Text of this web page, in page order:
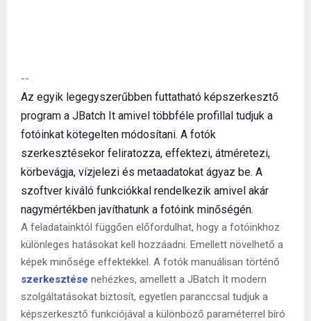
--
Az egyik legegyszerűbben futtatható képszerkesztő
program a JBatch It amivel többféle profillal tudjuk a
fotóinkat kötegelten módosítani. A fotók
szerkesztésekor feliratozza, effektezi, átméretezi,
körbevágja, vízjelezi és metaadatokat ágyaz be. A
szoftver kiváló funkciókkal rendelkezik amivel akár
nagymértékben javíthatunk a fotóink minőségén.
A feladatainktól függően előfordulhat, hogy a fotóinkhoz
különleges hatásokat kell hozzáadni. Emellett növelhető a
képek minősége effektekkel. A fotók manuálisan történő
szerkesztése nehézkes, amellett a JBatch It modern
szolgáltatásokat biztosít, egyetlen paranccsal tudjuk a
képszerkesztő funkciójával a különböző paraméterrel bíró